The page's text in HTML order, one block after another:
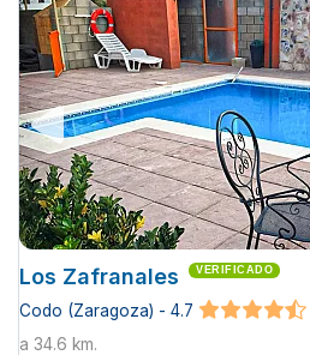
Los Zafranales VERIFICADO
Codo (Zaragoza) - 4.7
a 34.6 km.